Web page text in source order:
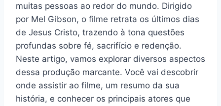
muitas pessoas ao redor do mundo. Dirigido
por Mel Gibson, o filme retrata os últimos dias
de Jesus Cristo, trazendo à tona questões
profundas sobre fé, sacrifício e redenção.
Neste artigo, vamos explorar diversos aspectos
dessa produção marcante. Você vai descobrir
onde assistir ao filme, um resumo da sua
história, e conhecer os principais atores que